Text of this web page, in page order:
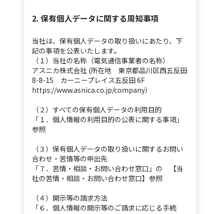
2. 保有個人データに関する周知事項
当社は、保有個人データの取り扱いにあたり、下
記の事項を公表いたします。
（１）当社の名称（電気通信事業者の名称）
アスニカ株式会社 (所在地 東京都品川区西五反田
8-8-15 カーニープレイス五反田 6F
https://www.asnica.co.jp/company）
（２）すべての保有個人データの利用目的
「１．個人情報の利用目的の公表に関する事項」
参照
（３）保有個人データの取り扱いに関するお問い
合わせ・苦情等の申出先
「７．苦情・相談・お問い合わせ窓口」の 【当
社の苦情・相談・お問い合わせ窓口】参照
（４）開示等の請求方法
「６．個人情報の開示等のご請求に応じる手続